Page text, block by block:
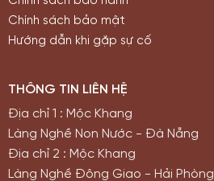
Chính sách bảo mật
Hướng dẫn khi gặp sự cố
THÔNG TIN LIÊN HỆ
Địa chỉ 1 : Mộc Khang
Làng Nghề Non Nước - Đà Nẵng
Địa chỉ 2 : Mộc Khang
Làng Nghề Đông Giao - Hải Phòng